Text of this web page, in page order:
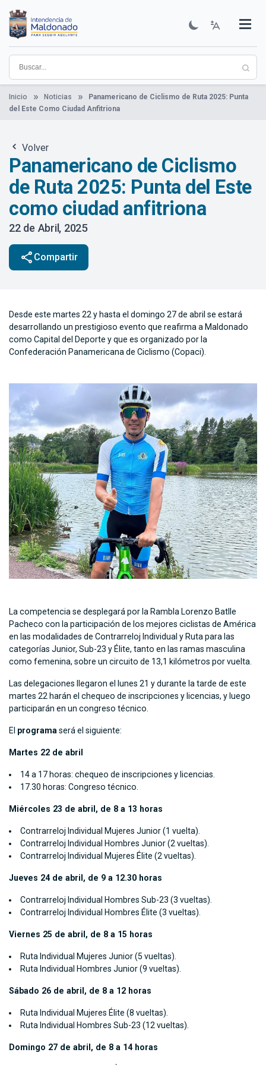
contenido
principal
Institucional
Municipios
Descubre Maldonado
Comunicación
Servicios
Guía De Trámites
Ver Noticias
Inicio Noticias
Panamericano de Ciclismo de Ruta 2025: Punta
del Este Como Ciudad Anfitriona
Volver
Panamericano de Ciclismo
de Ruta 2025: Punta del Este
como ciudad anfitriona
22 de Abril, 2025
share Compartir
Desde este martes 22 y hasta el domingo 27 de abril se estará
desarrollando un prestigioso evento que reafirma a Maldonado
como Capital del Deporte y que es organizado por la
Confederación Panamericana de Ciclismo (Copaci).
La competencia se desplegará por la Rambla Lorenzo Batlle
Pacheco con la participación de los mejores ciclistas de América
en las modalidades de Contrarreloj Individual y Ruta para las
categorías Junior, Sub-23 y Élite, tanto en las ramas masculina
como femenina, sobre un circuito de 13,1 kilómetros por vuelta.
Las delegaciones llegaron el lunes 21 y durante la tarde de este
martes 22 harán el chequeo de inscripciones y licencias, y luego
participarán en un congreso técnico.
El programaserá el siguiente:
Martes 22 de abril
14 a 17 horas: chequeo de inscripciones y licencias.
17.30 horas: Congreso técnico.
Miércoles 23 de abril, de 8 a 13 horas
Contrarreloj Individual Mujeres Junior (1 vuelta).
Contrarreloj Individual Hombres Junior (2 vueltas).
Contrarreloj Individual Mujeres Élite (2 vueltas).
Jueves 24 de abril, de 9 a 12.30 horas
Contrarreloj Individual Hombres Sub-23 (3 vueltas).
Contrarreloj Individual Hombres Élite (3 vueltas).
Viernes 25 de abril, de 8 a 15 horas
Ruta Individual Mujeres Junior (5 vueltas).
Ruta Individual Hombres Junior (9 vueltas).
Sábado 26 de abril, de 8 a 12 horas
Ruta Individual Mujeres Élite (8 vueltas).
Ruta Individual Hombres Sub-23 (12 vueltas).
Domingo 27 de abril, de 8 a 14 horas